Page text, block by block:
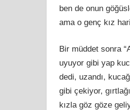
ben de onun
ama o genç kız
Bir müddet sonra
uyuyor gibi yap
dedi, uzandı,
gibi çekiyor,
kızla göz göze